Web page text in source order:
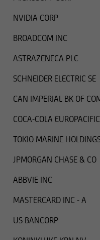
NVIDIA CORP
BROADCOM INC
ASTRAZENECA PLC
SCHNEIDER ELECTRIC SE
CAN IMPERIAL BK OF
COCA-COLA
TOKIO MARINE
JPMORGAN CHASE & CO
ABBVIE INC
MASTERCARD INC - A
US BANCORP
sollecitazioni o
in cui le predette
sono illegali
e, pertanto, non
Nello specifico, le
confronti di
essere considerate
ordini di acquisto